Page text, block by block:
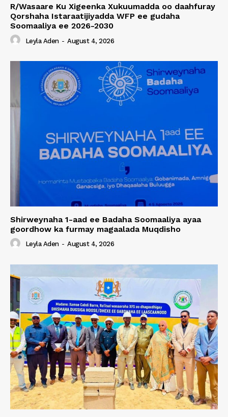
R/Wasaare Ku Xigeenka Xukuumadda oo daahfuray
Qorshaha Istaraatijiyadda WFP ee gudaha
Soomaaliya ee 2026-2030
Leyla Aden - August 4, 2026
Shirweynaha 1-aad ee Badaha Soomaaliya ayaa
goordhow ka furmay magaalada Muqdisho
Leyla Aden - August 4, 2026